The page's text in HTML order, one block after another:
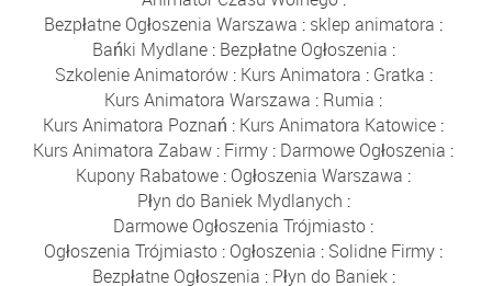
Bezpłatne Ogłoszenia Warszawa : sklep animatora :
Bańki Mydlane: Bezpłatne Ogłoszenia :
Szkolenie Animatorów: Kurs Animatora : Gratka :
Kurs Animatora Warszawa : Rumia :
Kurs Animatora Poznań : Kurs Animatora Katowice :
Kurs Animatora Zabaw : Firmy : Darmowe Ogłoszenia :
Kupony Rabatowe : Ogłoszenia Warszawa :
Płyn do Baniek Mydlanych :
Darmowe Ogłoszenia Trójmiasto :
Ogłoszenia Trójmiasto : Ogłoszenia : Solidne Firmy :
Bezpłatne Ogłoszenia : Płyn do Baniek: